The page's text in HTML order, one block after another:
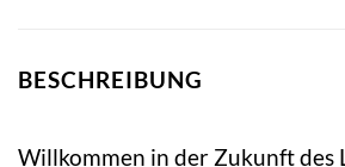
BESCHREIBUNG
Willkommen in der Zukunft des